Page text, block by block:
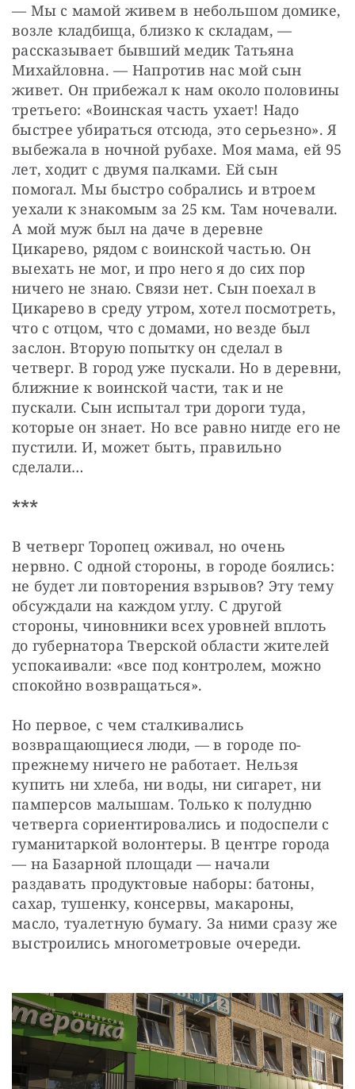
— Мы с мамой живем в небольшом домике,
возле кладбища, близко к складам, —
рассказывает бывший медик Татьяна
Михайловна. — Напротив нас мой сын
живет. Он прибежал к нам около половины
третьего: «Воинская часть ухает! Надо
быстрее убираться отсюда, это серьезно». Я
выбежала в ночной рубахе. Моя мама, ей 95
лет, ходит с двумя палками. Ей сын
помогал. Мы быстро собрались и втроем
уехали к знакомым за 25 км. Там ночевали.
А мой муж был на даче в деревне
Цикарево, рядом с воинской частью. Он
выехать не мог, и про него я до сих пор
ничего не знаю. Связи нет. Сын поехал в
Цикарево в среду утром, хотел посмотреть,
что с отцом, что с домами, но везде был
заслон. Вторую попытку он сделал в
четверг. В город уже пускали. Но в деревни,
ближние к воинской части, так и не
пускали. Сын испытал три дороги туда,
которые он знает. Но все равно нигде его не
пустили. И, может быть, правильно
сделали…
***
В четверг Торопец оживал, но очень
нервно. С одной стороны, в городе боялись:
не будет ли повторения взрывов? Эту тему
обсуждали на каждом углу. С другой
стороны, чиновники всех уровней вплоть
до губернатора Тверской области жителей
успокаивали: «все под контролем, можно
спокойно возвращаться».
Но первое, с чем сталкивались
возвращающиеся люди, — в городе по-
прежнему ничего не работает. Нельзя
купить ни хлеба, ни воды, ни сигарет, ни
памперсов малышам. Только к полудню
четверга сориентировались и подоспели с
гуманитаркой волонтеры. В центре города
— на Базарной площади — начали
раздавать продуктовые наборы: батоны,
сахар, тушенку, консервы, макароны,
масло, туалетную бумагу. За ними сразу же
выстроились многометровые очереди.